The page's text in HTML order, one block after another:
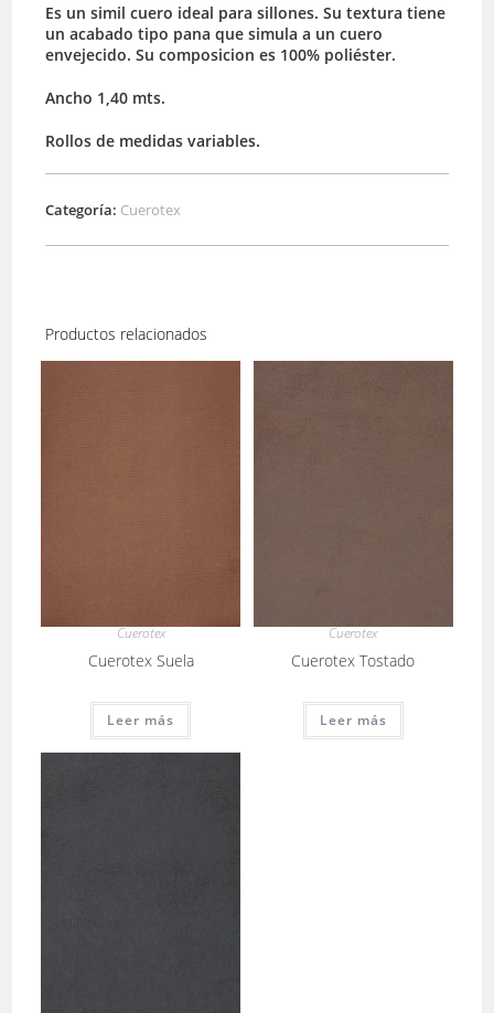
Es un simil cuero ideal para sillones. Su textura tiene
un acabado tipo pana que simula a un cuero
envejecido. Su composicion es 100% poliéster.
Ancho 1,40 mts.
Rollos de medidas variables.
Categoría: Cuerotex
Productos relacionados
Cuerotex
Cuerotex Suela
Leer más
Cuerotex
Cuerotex Tostado
Leer más